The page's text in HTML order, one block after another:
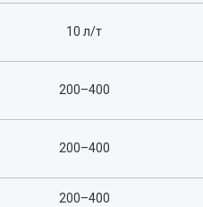
10 л/т
200–400
200–400
200–400